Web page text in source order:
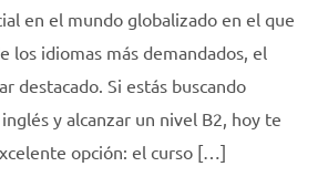
en el mundo globalizado en el que
los idiomas más demandados, el
destacado. Si estás buscando
y alcanzar un nivel B2, hoy te
opción: el curso […]